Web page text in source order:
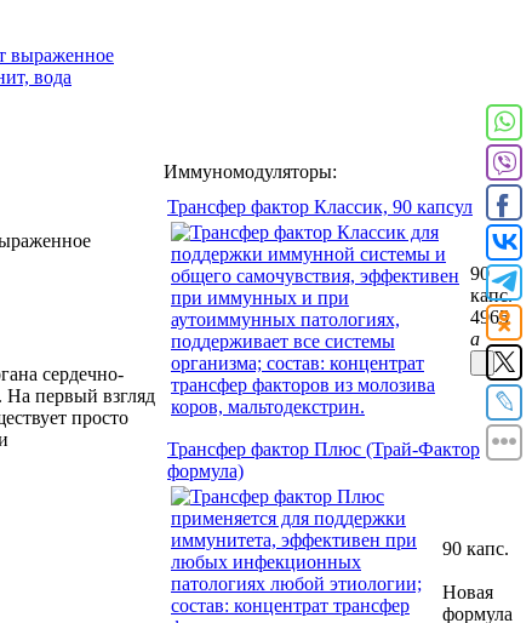
сердечно-
На первый взгляд
просто
Иммуномодуляторы:
Трансфер фактор Классик, 90 капсул
90
капс.
4965
a
Трансфер фактор Плюс (Трай-Фактор
формула)
90 капс.
Новая
формула